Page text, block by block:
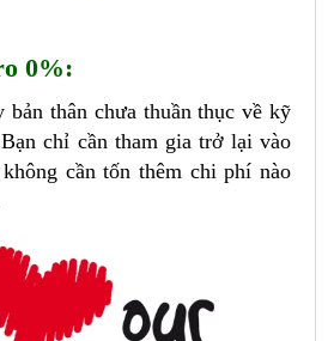
0%:
bản thân chưa thuần thục về kỹ
chỉ cần tham gia trở lại vào
cần tốn thêm chi phí nào